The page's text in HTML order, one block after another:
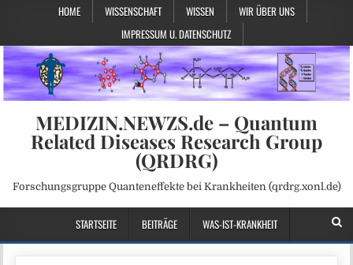
HOME WISSENSCHAFT WISSEN
WIR ÜBER UNS
IMPRESSUM U. DATENSCHUTZ
MEDIZIN.NEWZS.de – Quantum
Related Diseases Research Group
(QRDRG)
Forschungsgruppe Quanteneffekte bei Krankheiten (qrdrg.xonl.de)
STARTSEITE BEITRÄGE WAS-IST-KRANKHEIT